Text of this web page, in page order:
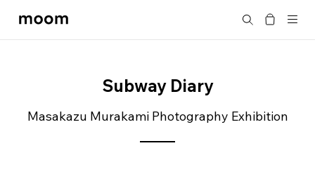
moom
Search
Subway Diary
Masakazu Murakami Photography Exhibition